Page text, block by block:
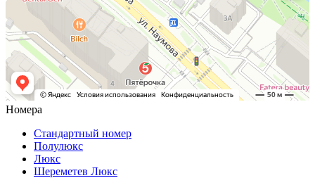
Номера
Стандартный номер
Полулюкс
Люкс
Шереметев Люкс